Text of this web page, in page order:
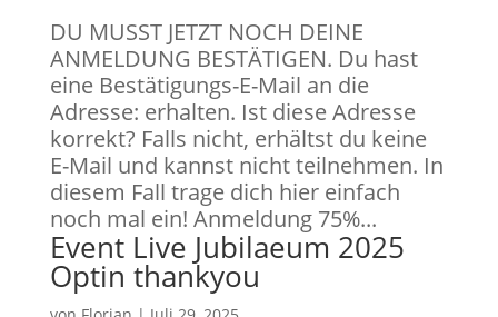
DU MUSST JETZT NOCH DEINE
ANMELDUNG BESTÄTIGEN. Du hast
eine Bestätigungs-E-Mail an die
Adresse: erhalten. Ist diese Adresse
korrekt? Falls nicht, erhältst du keine
E-Mail und kannst nicht teilnehmen. In
diesem Fall trage dich hier einfach
noch mal ein! Anmeldung 75%...
Event Live Jubilaeum 2025
Optin thankyou